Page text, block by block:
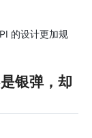
的设计更加规
银弹，却